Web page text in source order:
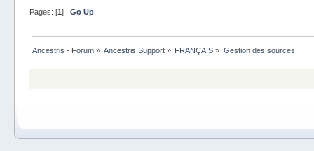
Pages: [1] Go Up
Ancestris - Forum» Ancestris Support » FRANÇAIS » Gestion des sources